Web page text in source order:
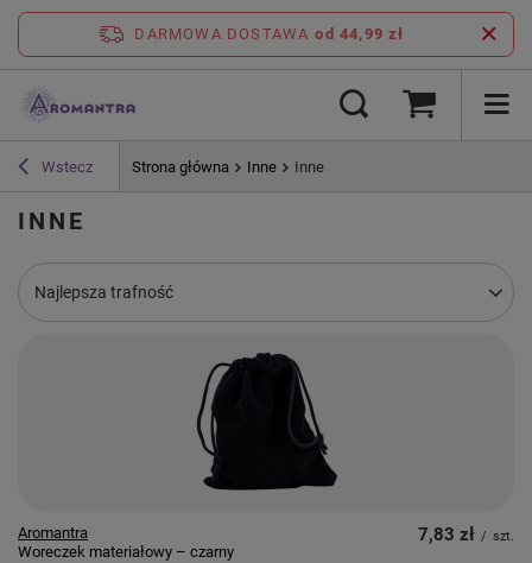
DARMOWA DOSTAWA od 44,99 zł
Wstecz Strona główna Inne Inne
INNE
Zmień sortowanie
Najlepsza trafność
Aromantra
Woreczek materiałowy – czarny
7,83 zł / szt.